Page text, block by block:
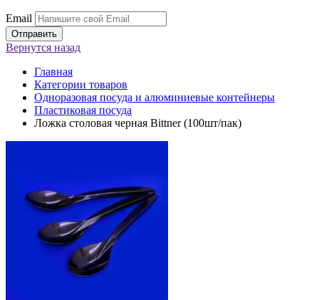
Email
Вернутся назад
Главная
Категории товаров
Одноразовая посуда и алюминиевые контейнеры
Пластиковая посуда
Ложка столовая черная Bittner (100шт/пак)